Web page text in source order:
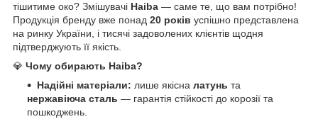
тішитиме око? Змішувачі Haiba — саме те, що вам потрібно!
Продукція бренду вже понад 20 років успішно представлена
на ринку України, і тисячі задоволених клієнтів щодня
підтверджують її якість.
💎 Чому обирають Haiba?
Надійні матеріали: лише якісна латунь та
нержавіюча сталь — гарантія стійкості до корозії та
пошкоджень.